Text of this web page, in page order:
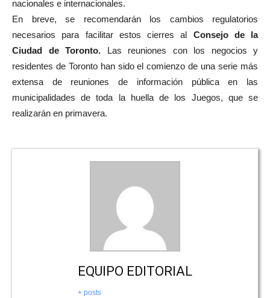
nacionales e internacionales.
En breve, se recomendarán los cambios regulatorios
necesarios para facilitar estos cierres al Consejo de la
Ciudad de Toronto. Las reuniones con los negocios y
residentes de Toronto han sido el comienzo de una serie más
extensa de reuniones de información pública en las
municipalidades de toda la huella de los Juegos, que se
realizarán en primavera.
EQUIPO EDITORIAL
+ posts